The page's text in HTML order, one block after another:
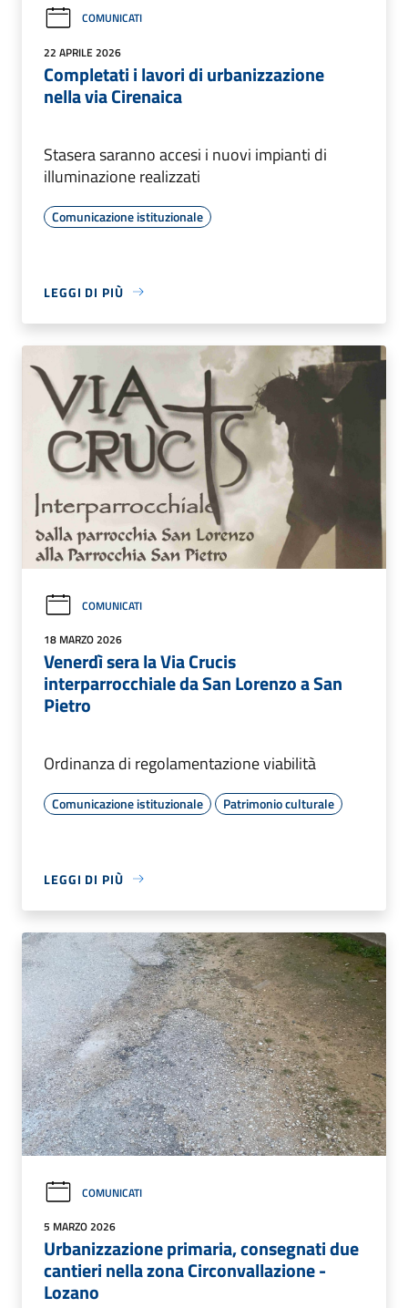
COMUNICATI
22 APRILE 2026
Completati i lavori di urbanizzazione
nella via Cirenaica
Stasera saranno accesi i nuovi impianti di
illuminazione realizzati
Comunicazione istituzionale
LEGGI DI PIÙ
COMUNICATI
18 MARZO 2026
Venerdì sera la Via Crucis
interparrocchiale da San Lorenzo a San
Pietro
Ordinanza di regolamentazione viabilità
Comunicazione istituzionale Patrimonio culturale
LEGGI DI PIÙ
COMUNICATI
5 MARZO 2026
Urbanizzazione primaria, consegnati due
cantieri nella zona Circonvallazione -
Lozano